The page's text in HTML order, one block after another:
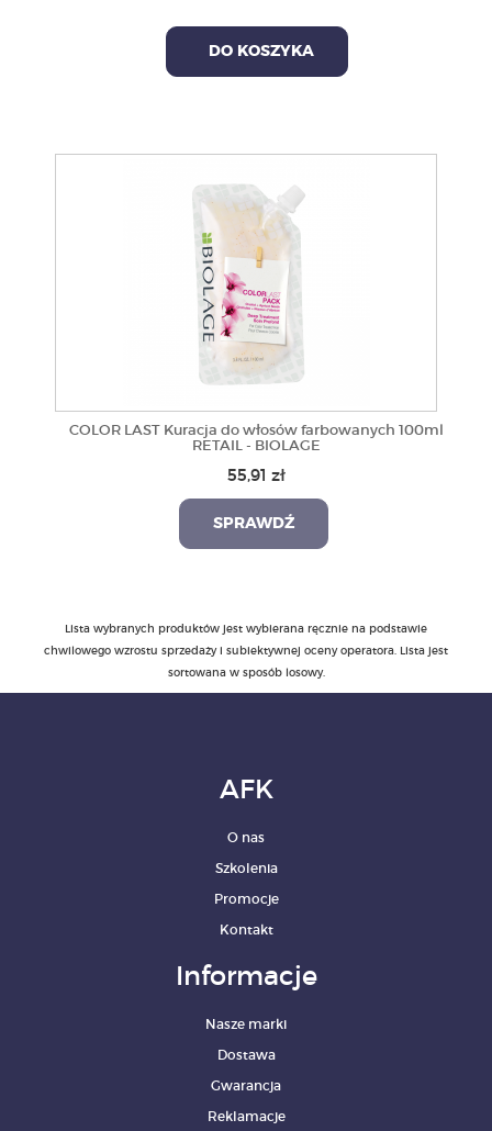
DO KOSZYKA
COLOR LAST Kuracja do włosów farbowanych 100ml
RETAIL - BIOLAGE
55,91 zł
SPRAWDŹ
Lista wybranych produktów jest wybierana ręcznie na podstawie
chwilowego wzrostu sprzedaży i subiektywnej oceny operatora. Lista jest
sortowana w sposób losowy.
AFK
O nas
Szkolenia
Promocje
Kontakt
Informacje
Nasze marki
Dostawa
Gwarancja
Reklamacje